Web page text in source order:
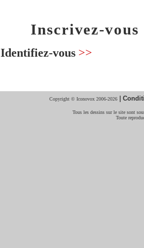
Inscrivez-vous
Identifiez-vous >>
Copyright © Iconovox 2006-2026 |
Tous les dessins sur le site sont
Toute